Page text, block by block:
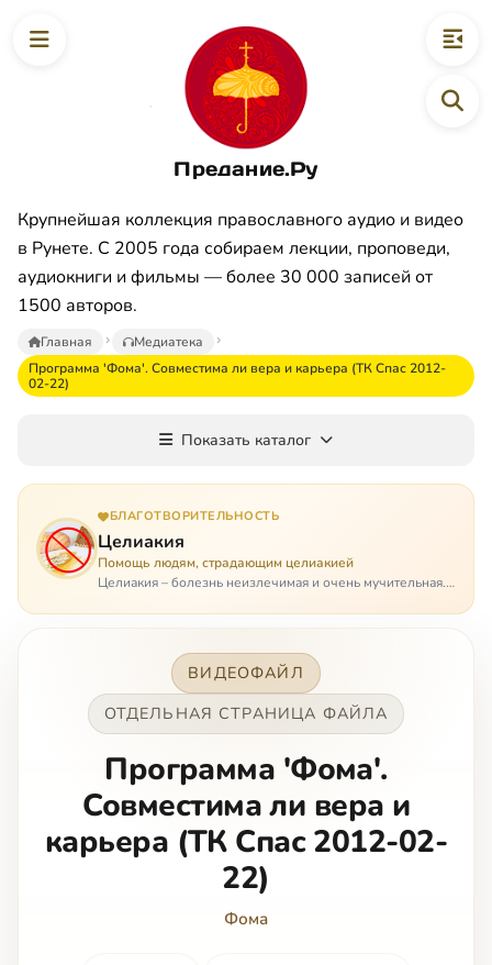
Предание.Ру
Крупнейшая коллекция православного аудио и видео
в Рунете. С 2005 года собираем лекции, проповеди,
аудиокниги и фильмы — более 30 000 записей от
1500 авторов.
Главная
Медиатека
Программа 'Фома'. Совместима ли вера и карьера (ТК Спас 2012-
02-22)
Показать каталог
БЛАГОТВОРИТЕЛЬНОСТЬ
Целиакия
Помощь людям, страдающим целиакией
Целиакия – болезнь неизлечимая и очень мучительная.
целиакией страдает в одиночестве, не представляя
ВИДЕОФАЙЛ
ОТДЕЛЬНАЯ СТРАНИЦА ФАЙЛА
Программа 'Фома'.
Совместима ли вера и
карьера (ТК Спас 2012-02-
22)
Фома